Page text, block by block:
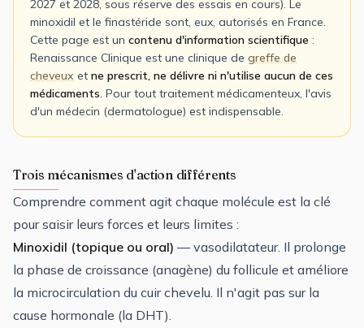
2027 et 2028, sous réserve des essais en cours). Le
minoxidil et le finastéride sont, eux, autorisés en France.
Cette page est un contenu d'information scientifique :
Renaissance Clinique est une clinique de greffe de
cheveux et ne prescrit, ne délivre ni n'utilise aucun de ces
médicaments. Pour tout traitement médicamenteux, l'avis
d'un médecin (dermatologue) est indispensable.
Trois mécanismes d'action différents
Comprendre comment agit chaque molécule est la clé
pour saisir leurs forces et leurs limites :
Minoxidil (topique ou oral) — vasodilatateur. Il prolonge
la phase de croissance (anagène) du follicule et améliore
la microcirculation du cuir chevelu. Il n'agit pas sur la
cause hormonale (la DHT).